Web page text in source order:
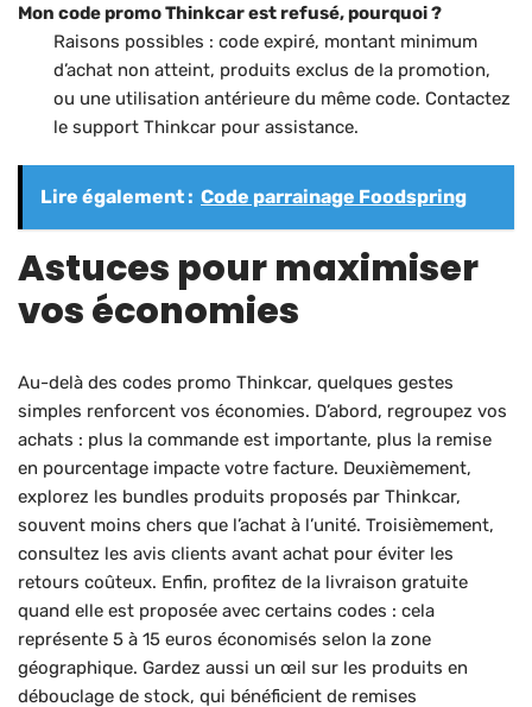
Mon code promo Thinkcar est refusé, pourquoi ?
Raisons possibles : code expiré, montant minimum
d’achat non atteint, produits exclus de la promotion,
ou une utilisation antérieure du même code. Contactez
le support Thinkcar pour assistance.
Lire également : Code parrainage Foodspring
Astuces pour maximiser
vos économies
Au-delà des codes promo Thinkcar, quelques gestes
simples renforcent vos économies. D’abord, regroupez vos
achats : plus la commande est importante, plus la remise
en pourcentage impacte votre facture. Deuxièmement,
explorez les bundles produits proposés par Thinkcar,
souvent moins chers que l’achat à l’unité. Troisièmement,
consultez les avis clients avant achat pour éviter les
retours coûteux. Enfin, profitez de la livraison gratuite
quand elle est proposée avec certains codes : cela
représente 5 à 15 euros économisés selon la zone
géographique. Gardez aussi un œil sur les produits en
débouclage de stock, qui bénéficient de remises